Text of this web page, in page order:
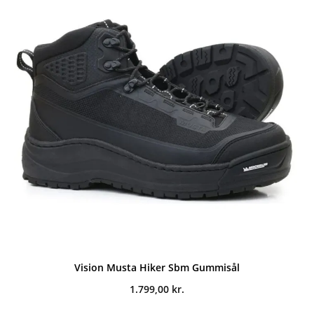
Vision Musta Hiker Sbm Gummisål
1.799,00 kr.